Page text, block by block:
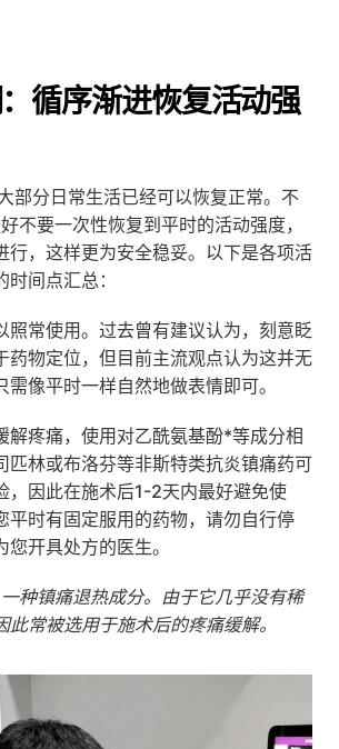
循序渐进恢复活动强
部分日常生活已经可以恢复正常。不
不要一次性恢复到平时的活动强度，
行，这样更为安全稳妥。以下是各项活
间点汇总：
照常使用。过去曾有建议认为，刻意眨
药物定位，但目前主流观点认为这并无
需像平时一样自然地做表情即可。
解疼痛，使用对乙酰氨基酚*等成分相
匹林或布洛芬等非斯特类抗炎镇痛药可
，因此在施术后1-2天内最好避免使
平时有固定服用的药物，请勿自行停
开具处方的医生。
种镇痛退热成分。由于它几乎没有稀
此常被选用于施术后的疼痛缓解。